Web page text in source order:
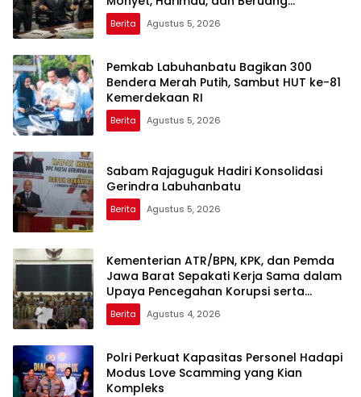
Terhadap Warga
Berita Agustus 5, 2026
Pemkab Labuhanbatu Bagikan 300
Bendera Merah Putih, Sambut HUT ke-81
Kemerdekaan RI
Berita Agustus 5, 2026
Sabam Rajaguguk Hadiri Konsolidasi
Gerindra Labuhanbatu
Berita Agustus 5, 2026
Kementerian ATR/BPN, KPK, dan Pemda
Jawa Barat Sepakati Kerja Sama dalam
Upaya Pencegahan Korupsi serta
Penguatan Ekonomi Daerah
Berita Agustus 4, 2026
Polri Perkuat Kapasitas Personel Hadapi
Modus Love Scamming yang Kian
Kompleks